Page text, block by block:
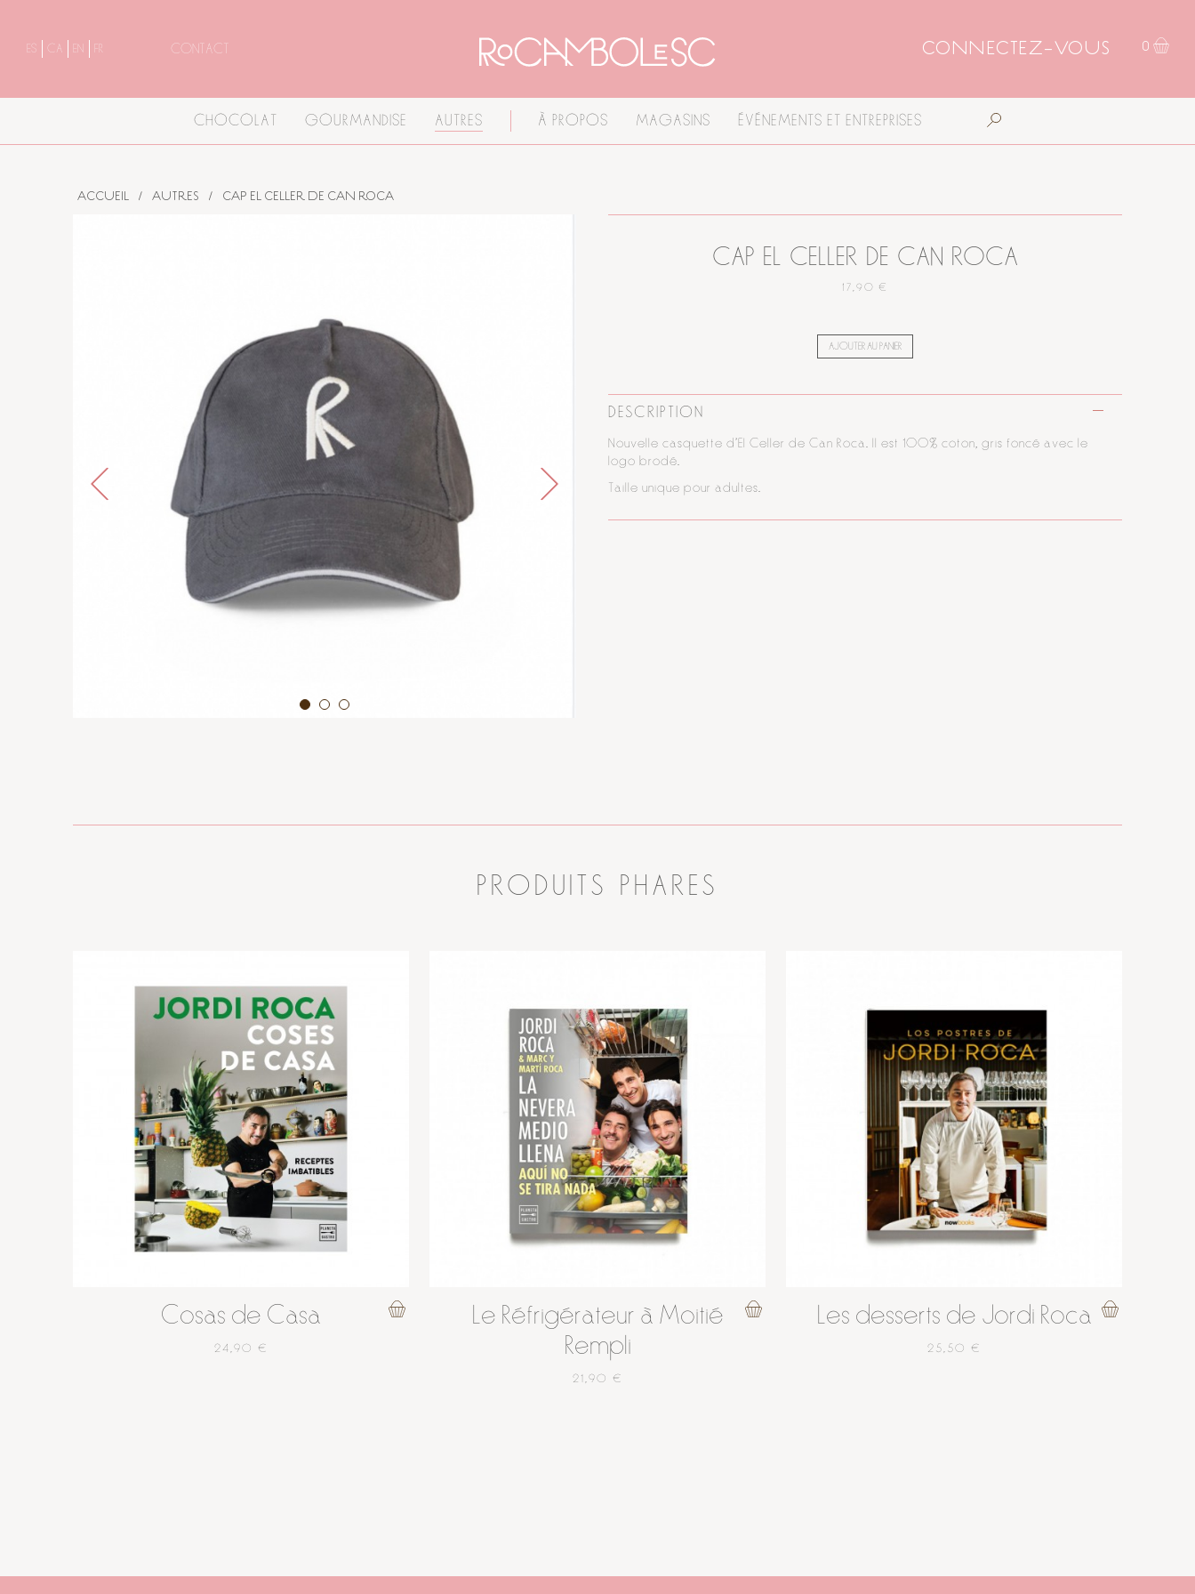
ES CA EN FR CONTACT CONNECTEZ-VOUS 0
CHOCOLAT GOURMANDISE AUTRES À PROPOS MAGASINS ÉVÉNEMENTS ET ENTREPRISES
ACCUEIL / AUTRES / CAP EL CELLER DE CAN ROCA
CAP EL CELLER DE CAN ROCA
17,90 €
AJOUTER AU PANIER
DESCRIPTION
Nouvelle casquette d'El Celler de Can Roca. Il est 100% coton, gris foncé avec le
logo brodé.
Taille unique pour adultes.
PRODUITS PHARES
Cosas de Casa
24,90 €
Le Réfrigérateur à Moitié
Rempli
21,90 €
Les desserts de Jordi Roca
25,50 €